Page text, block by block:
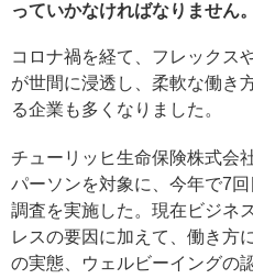
っていかなければなりません
コロナ禍を経て、フレックス
が世間に浸透し、柔軟な働き
る企業も多くなりました。
チューリッヒ生命保険株式会
パーソンを対象に、今年で7
調査を実施した。現在ビジネ
レスの要因に加えて、働き方
の実態、ウェルビーイングの